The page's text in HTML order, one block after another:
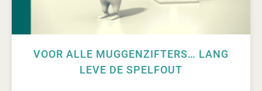
VOOR ALLE MUGGENZIFTERS… LANG
LEVE DE SPELFOUT